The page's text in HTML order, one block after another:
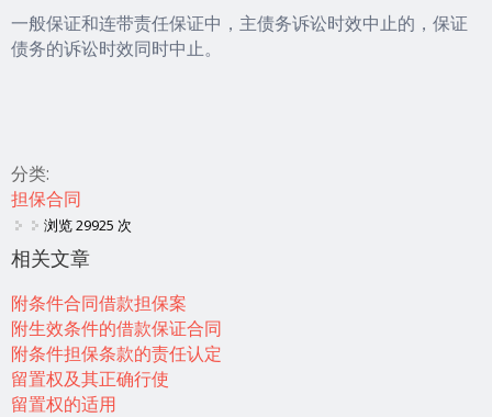
一般保证和连带责任保证中，主债务诉讼时效中止的，保证
债务的诉讼时效同时中止。
分类:
担保合同
浏览 29925 次
相关文章
附条件合同借款担保案
附生效条件的借款保证合同
附条件担保条款的责任认定
留置权及其正确行使
留置权的适用